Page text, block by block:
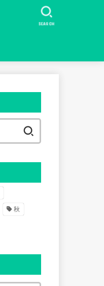
SEARCH
秋